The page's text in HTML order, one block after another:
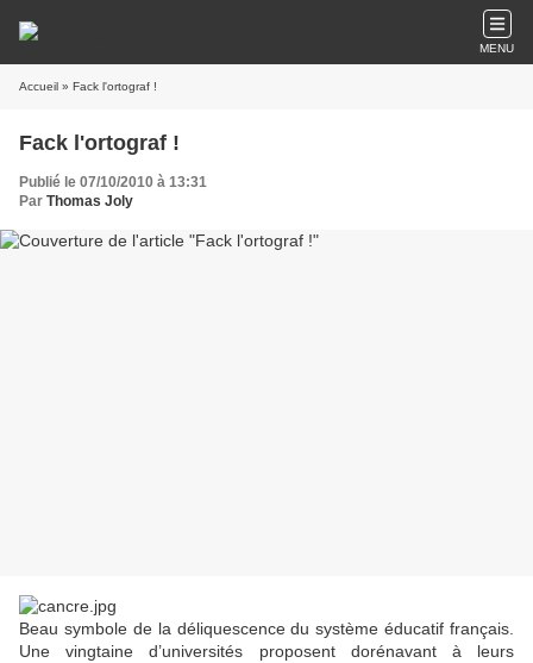
MENU
Accueil » Fack l'ortograf !
Fack l'ortograf !
Publié le 07/10/2010 à 13:31
Par Thomas Joly
Beau symbole de la déliquescence du système éducatif français.
Une vingtaine d’universités proposent dorénavant à leurs